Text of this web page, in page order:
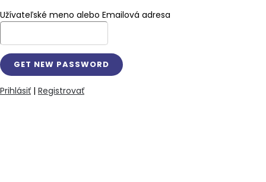
Užívateľské meno alebo Emailová adresa
Prihlásiť | Registrovať